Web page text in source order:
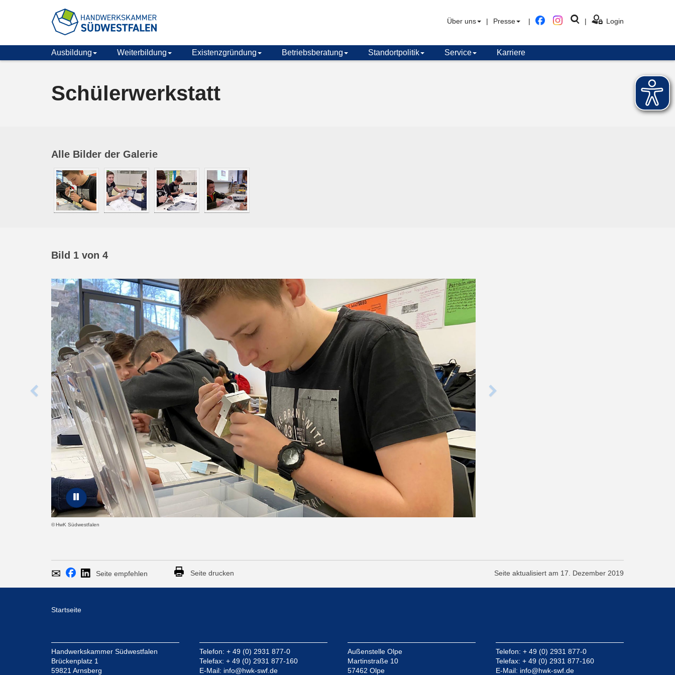
Über uns Presse FacebookInstagram
Suche Login
Ausbildung Weiterbildung Existenzgründung Betriebsberatung Standortpolitik Service Karriere
Schülerwerkstatt
Alle Bilder der Galerie
Karussell-Element anhalten
Bild 1 von 4
HwK Südwestfalen
Vorheriges
Karussell-
Element
Seite
empfehlen
Per
E-
Mail
Bei
Facebook
teilen
Bei
LinkedIn
Seite drucken Seite aktualisiert am 17. Dezember 2019
Startseite
Handwerkskammer Südwestfalen
Brückenplatz 1
59821 Arnsberg
Telefon: + 49 (0) 2931 877-0
Telefax: + 49 (0) 2931 877-160
E-Mail: info@hwk-swf.de
Außenstelle Olpe
Martinstraße 10
57462 Olpe
Telefon: + 49 (0) 2931 877-0
Telefax: + 49 (0) 2931 877-160
E-Mail: info@hwk-swf.de